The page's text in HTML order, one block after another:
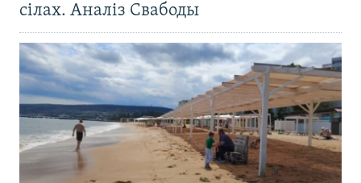
сілах. Аналіз Свабоды